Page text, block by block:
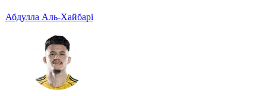
Абдулла Аль-Хайбарі